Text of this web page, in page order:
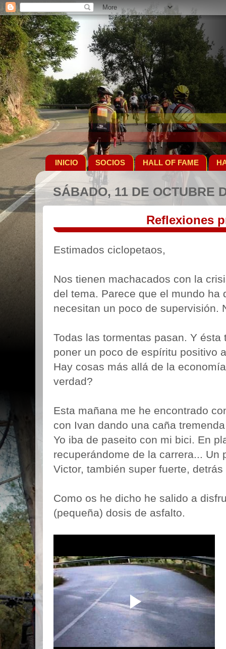
INICIO SOCIOS HALL OF FAME
SÁBADO, 11 DE OCTUBRE
Reflexiones
Estimados ciclopetaos,
Nos tienen machacados con la
del tema. Parece que el mundo ha
necesitan un poco de supervisión.
Todas las tormentas pasan. Y ésta
poner un poco de espíritu positivo
Hay cosas más allá de la
verdad?
Esta mañana me he encontrado
con Ivan dando una caña
Yo iba de paseito con mi bici. En
recuperándome de la carrera... Un
Victor, también super fuerte,
Como os he dicho he salido a
(pequeña) dosis de asfalto.